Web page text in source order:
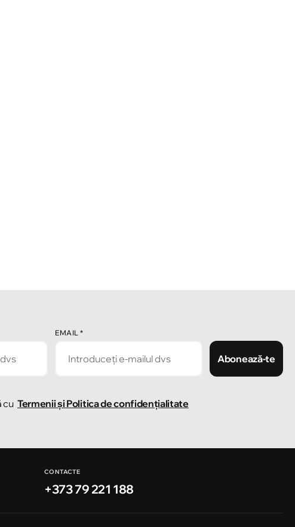
EMAIL*
Abonează-te
cu Termenii și Politica de confidențialitate
CONTACTE
+373 79 221 188